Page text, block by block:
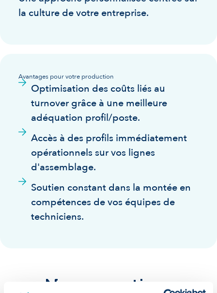
la culture de votre entreprise.
Avantages pour votre production
Optimisation des coûts liés au
turnover grâce à une meilleure
adéquation profil/poste.
Accès à des profils immédiatement
opérationnels sur vos lignes
d'assemblage.
Soutien constant dans la montée en
compétences de vos équipes de
techniciens.
Nos garanties :